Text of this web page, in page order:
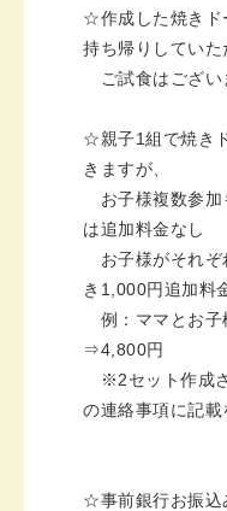
☆作成した焼きド
持ち帰りしていた
ご試食はござい
☆親子1組で焼き
きますが、
お子様複数参加
は追加料金なし
お子様がそれぞ
き1,000円追加料
例：ママとお子
⇒4,800円
※2セット作成
の連絡事項に記
☆事前銀行お振込